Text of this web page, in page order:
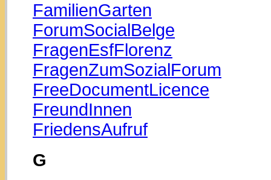
FamilienGarten
ForumSocialBelge
FragenEsfFlorenz
FragenZumSozialForum
FreeDocumentLicence
FreundInnen
FriedensAufruf
G